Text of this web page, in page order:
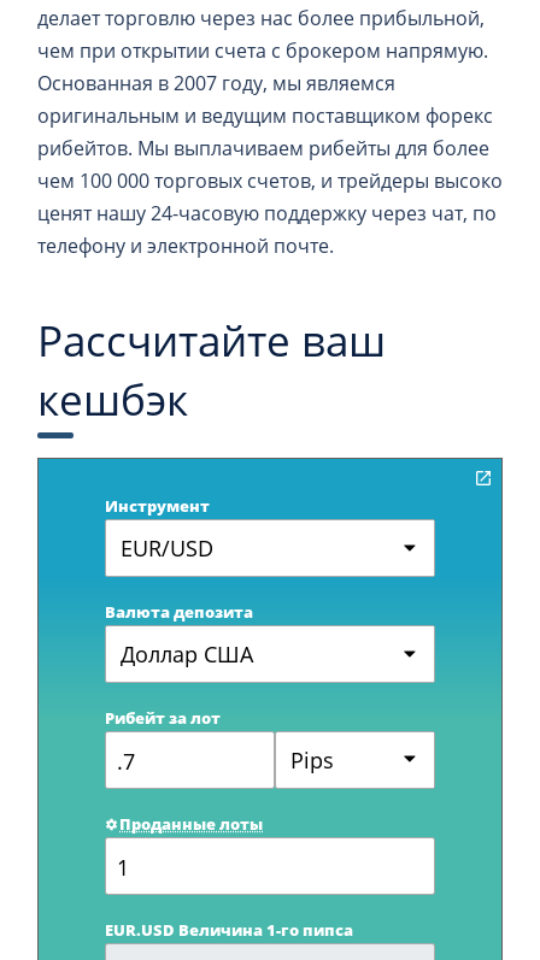
делает торговлю через нас более прибыльной,
чем при открытии счета с брокером напрямую.
Основанная в 2007 году, мы являемся
оригинальным и ведущим поставщиком форекс
рибейтов. Мы выплачиваем рибейты для более
чем 100 000 торговых счетов, и трейдеры высоко
ценят нашу 24-часовую поддержку через чат, по
телефону и электронной почте.
Рассчитайте ваш
кешбэк
Инструмент
EUR/USD
Валюта депозита
Доллар США
Рибейт за лот
Pips
Проданные лоты
EUR.USD Величина 1-го пипса